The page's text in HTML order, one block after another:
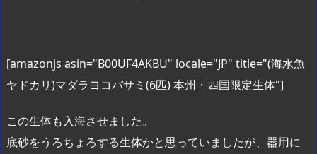
[amazonjs asin="B00UF4AKBU" locale="JP" title="(海水魚
ヤドカリ)マダラヨコバサミ(6匹) 本州・四国限定生体"]
この生体も入海させました。
底砂をうろちょろする生体かと思っていましたが、器用に